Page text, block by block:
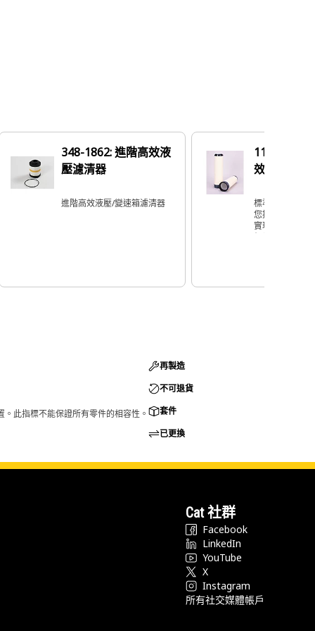
348-1862: 進階高效液
壓濾清器
進階高效液壓/變速箱濾清器
110-6331:
效引擎空氣
標準高效引擎
您提供更大容
實現一般負載
價值。
此指標不能保證所有零件的相容性。
再製造
不可退貨
套件
已更換
Cat 社群
Facebook
LinkedIn
YouTube
X
Instagram
所有社交媒體帳戶